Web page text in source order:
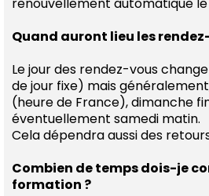
Quand auront lieu les
Le jour des rendez-vous
de jour fixe) mais
(heure de France), dimanche
éventuellement samedi matin.
Cela dépendra aussi des
Combien de temps dois-je
formation ?